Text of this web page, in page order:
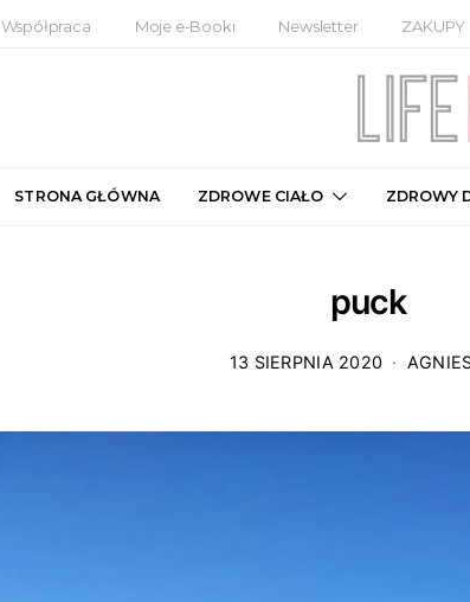
Współpraca Moje e-Booki Newsletter ZAKUPY
STRONA GŁÓWNA ZDROWE CIAŁO ZDROWY
puck
13 SIERPNIA 2020